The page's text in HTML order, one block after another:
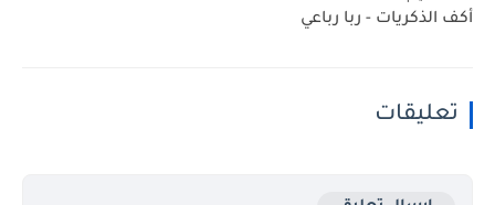
أكف الذكريات - ربا رباعي
تعليقات